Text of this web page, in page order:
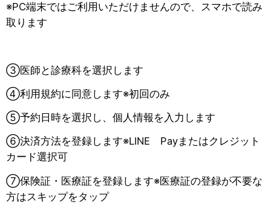
※PC端末ではご利用いただけませんので、スマホで読み
取ります
③医師と診療科を選択します
④利用規約に同意します※初回のみ
⑤予約日時を選択し、個人情報を入力します
⑥決済方法を登録します※LINE Payまたはクレジット
カード選択可
⑦保険証・医療証を登録します※医療証の登録が不要な
方はスキップをタップ